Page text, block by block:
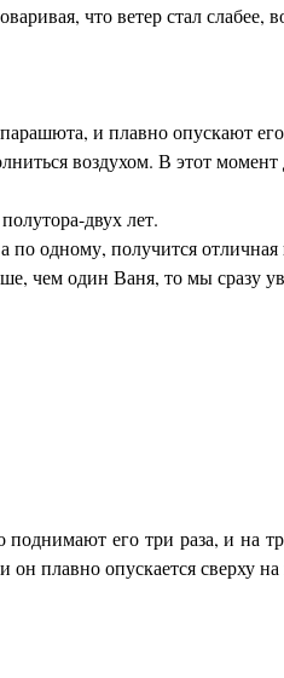
что ветер стал слабее,
и плавно опускают
воздухом. В этот момент
двух лет.
одному, получится отличная
чем один Ваня, то мы сразу
его три раза, и на
плавно опускается сверху на